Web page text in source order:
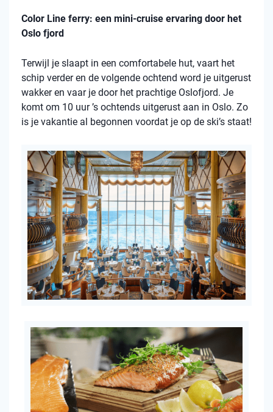
Color Line ferry: een mini-cruise ervaring door het
Oslo fjord
Terwijl je slaapt in een comfortabele hut, vaart het
schip verder en de volgende ochtend word je uitgerust
wakker en vaar je door het prachtige Oslofjord. Je
komt om 10 uur ’s ochtends uitgerust aan in Oslo. Zo
is je vakantie al begonnen voordat je op de ski’s staat!